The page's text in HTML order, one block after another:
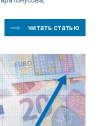
читать статью